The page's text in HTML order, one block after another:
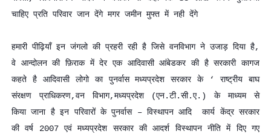
चाहिए प्रति परिवार जान देंगे मगर जमीन मुफ्त में नही देंगे
हमारी पीढ़ियाँ इन जंगलो की प्रहरी रही है जिसे वनविभाग ने उजाड़ दिया है,
वे आन्दोलन की फ़िराक में देर एक आदिवासी आंबेडकर की है सरकारी कागज
कहते है आदिवासी लोगो का पुनर्वास मध्यप्रदेश सरकार के ‘ राष्ट्रीय बाघ
संरक्षण प्राधिकरण,वन विभाग,मध्यप्रदेश (एन.टी.सी.ए.) के माध्यम से
किया जाना है इन परिवारों के पुनर्वास – विस्थापन आदि कार्य केंद्र सरकार
की वर्ष 2007 एवं मध्यप्रदेश सरकार की आदर्श विस्थापन नीति में दिए गए